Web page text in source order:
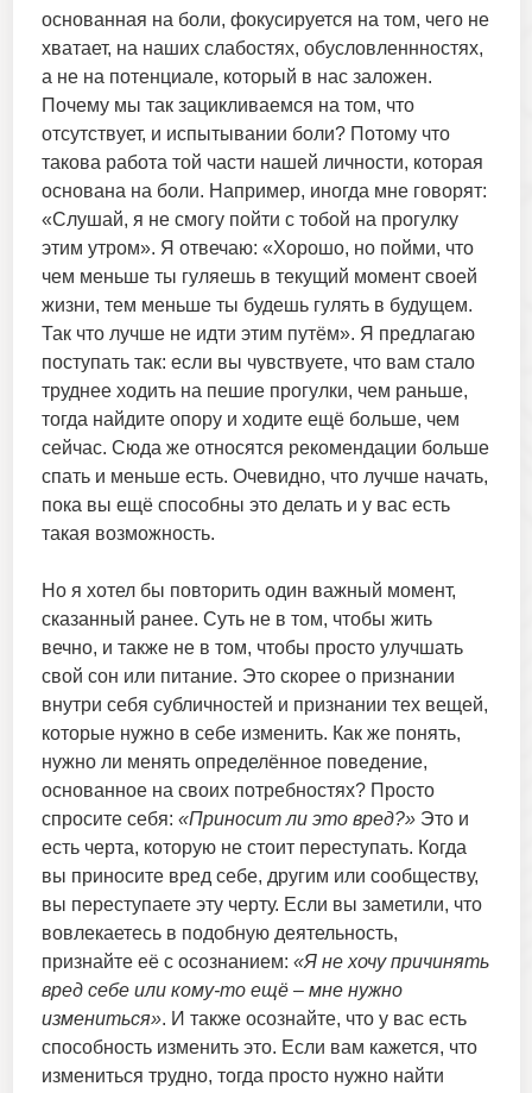
основанная на боли, фокусируется на том, чего не
хватает, на наших слабостях, обусловленнностях,
а не на потенциале, который в нас заложен.
Почему мы так зацикливаемся на том, что
отсутствует, и испытывании боли? Потому что
такова работа той части нашей личности, которая
основана на боли. Например, иногда мне говорят:
«Слушай, я не смогу пойти с тобой на прогулку
этим утром». Я отвечаю: «Хорошо, но пойми, что
чем меньше ты гуляешь в текущий момент своей
жизни, тем меньше ты будешь гулять в будущем.
Так что лучше не идти этим путём». Я предлагаю
поступать так: если вы чувствуете, что вам стало
труднее ходить на пешие прогулки, чем раньше,
тогда найдите опору и ходите ещё больше, чем
сейчас. Сюда же относятся рекомендации больше
спать и меньше есть. Очевидно, что лучше начать,
пока вы ещё способны это делать и у вас есть
такая возможность.
Но я хотел бы повторить один важный момент,
сказанный ранее. Суть не в том, чтобы жить
вечно, и также не в том, чтобы просто улучшать
свой сон или питание. Это скорее о признании
внутри себя субличностей и признании тех вещей,
которые нужно в себе изменить. Как же понять,
нужно ли менять определённое поведение,
основанное на своих потребностях? Просто
спросите себя: «Приносит ли это вред?»Это и
есть черта, которую не стоит переступать. Когда
вы приносите вред себе, другим или сообществу,
вы переступаете эту черту. Если вы заметили, что
вовлекаетесь в подобную деятельность,
признайте её с осознанием: «Я не хочу причинять
вред себе или кому-то ещё – мне нужно
измениться». И также осознайте, что у вас есть
способность изменить это. Если вам кажется, что
измениться трудно, тогда просто нужно найти